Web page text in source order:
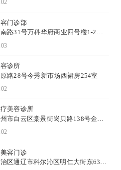
门诊部
路31号万科华府商业四号楼1-2层
诊所
路28号今秀新市场西裙房254室
美容诊所
市白云区棠景街岗贝路138号金光
容门诊
区通辽市科尔沁区明仁大街东638